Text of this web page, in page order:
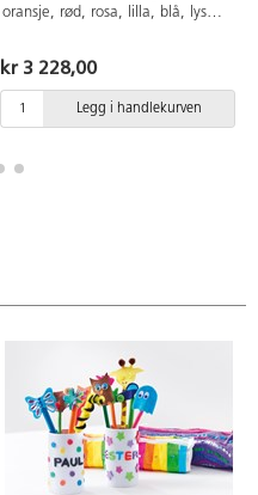
oransje, rød, rosa, lilla, blå, lys
hvit) 0,45x5 m pr rull
kr 3 228,00
Legg i handlekurven